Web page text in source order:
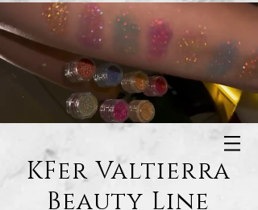
KFer Valtierra
Beauty Line